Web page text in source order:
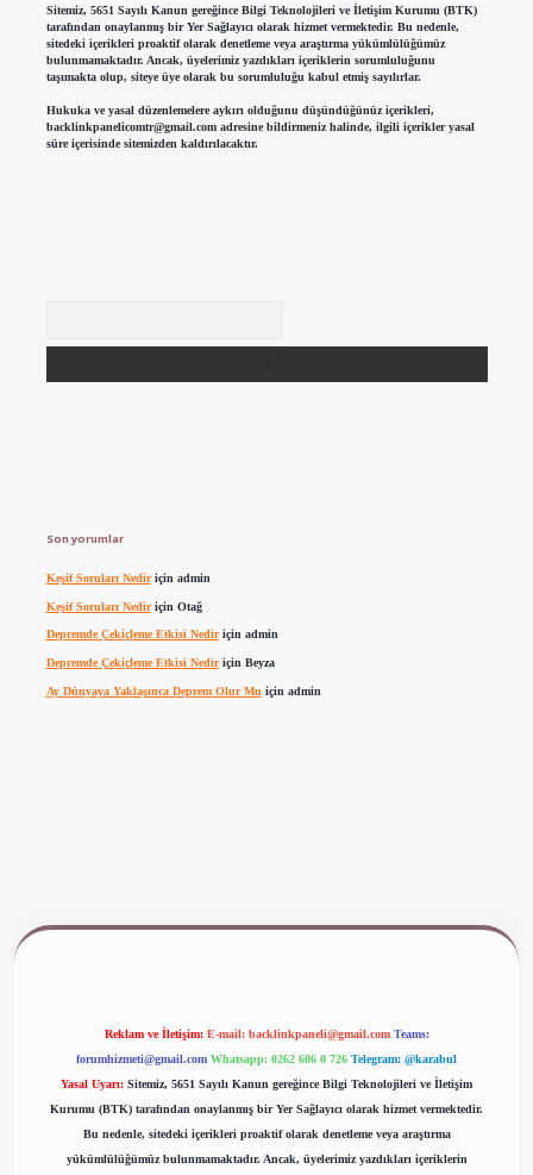
Sitemiz, 5651 Sayılı Kanun gereğince Bilgi Teknolojileri ve İletişim Kurumu (BTK)
tarafından onaylanmış bir Yer Sağlayıcı olarak hizmet vermektedir. Bu nedenle,
sitedeki içerikleri proaktif olarak denetleme veya araştırma yükümlülüğümüz
bulunmamaktadır. Ancak, üyelerimiz yazdıkları içeriklerin sorumluluğunu
taşımakta olup, siteye üye olarak bu sorumluluğu kabul etmiş sayılırlar.
Hukuka ve yasal düzenlemelere aykırı olduğunu düşündüğünüz içerikleri,
backlinkpanelicomtr@gmail.comadresine bildirmeniz halinde, ilgili içerikler yasal
süre içerisinde sitemizden kaldırılacaktır.
Son yorumlar
Keşif Soruları Nediriçin admin
Keşif Soruları Nediriçin Otağ
Depremde Çekiçleme Etkisi Nediriçin admin
Depremde Çekiçleme Etkisi Nediriçin Beyza
Ay Dünyaya Yaklaşınca Deprem Olur Mu için admin
Reklam ve İletişim: E-mail: backlinkpaneli@gmail.com Teams:
forumhizmeti@gmail.com Whatsapp: 0262 606 0 726 Telegram: @karabul
Yasal Uyarı: Sitemiz, 5651 Sayılı Kanun gereğince Bilgi Teknolojileri ve İletişim
Kurumu (BTK) tarafından onaylanmış bir Yer Sağlayıcı olarak hizmet vermektedir.
Bu nedenle, sitedeki içerikleri proaktif olarak denetleme veya araştırma
yükümlülüğümüz bulunmamaktadır. Ancak, üyelerimiz yazdıkları içeriklerin